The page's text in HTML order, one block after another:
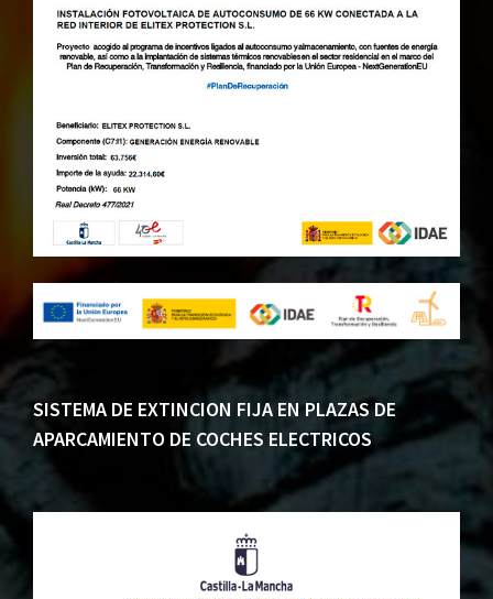
SISTEMA DE EXTINCION FIJA EN PLAZAS DE
APARCAMIENTO DE COCHES ELECTRICOS